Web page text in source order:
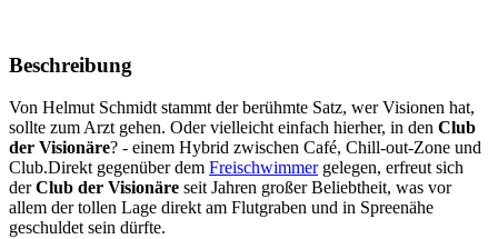
Beschreibung
Von Helmut Schmidt stammt der berühmte Satz, wer Visionen hat,
sollte zum Arzt gehen. Oder vielleicht einfach hierher, in den Club
der Visionäre? - einem Hybrid zwischen Café, Chill-out-Zone und
Club.Direkt gegenüber dem Freischwimmergelegen, erfreut sich
derClub der Visionäre seit Jahren großer Beliebtheit, was vor
allem der tollen Lage direkt am Flutgraben und in Spreenähe
geschuldet sein dürfte.